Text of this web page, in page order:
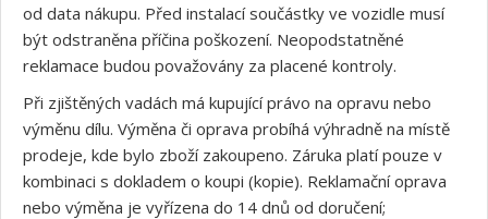
od data nákupu. Před instalací součástky ve vozidle musí
být odstraněna příčina poškození. Neopodstatněné
reklamace budou považovány za placené kontroly.
Při zjištěných vadách má kupující právo na opravu nebo
výměnu dílu. Výměna či oprava probíhá výhradně na místě
prodeje, kde bylo zboží zakoupeno. Záruka platí pouze v
kombinaci s dokladem o koupi (kopie). Reklamační oprava
nebo výměna je vyřízena do 14 dnů od doručení;